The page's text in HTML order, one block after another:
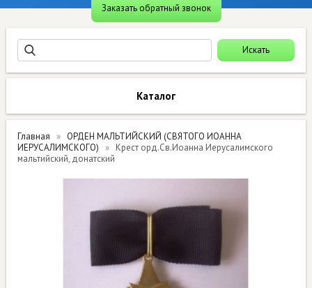
Заказать обратный звонок
Каталог
Главная
ОРДЕН МАЛЬТИЙСКИЙ (СВЯТОГО ИОАННА
ИЕРУСАЛИМСКОГО)
Крест орд.Св.Иоанна Иерусалимского
мальтийский, донатский